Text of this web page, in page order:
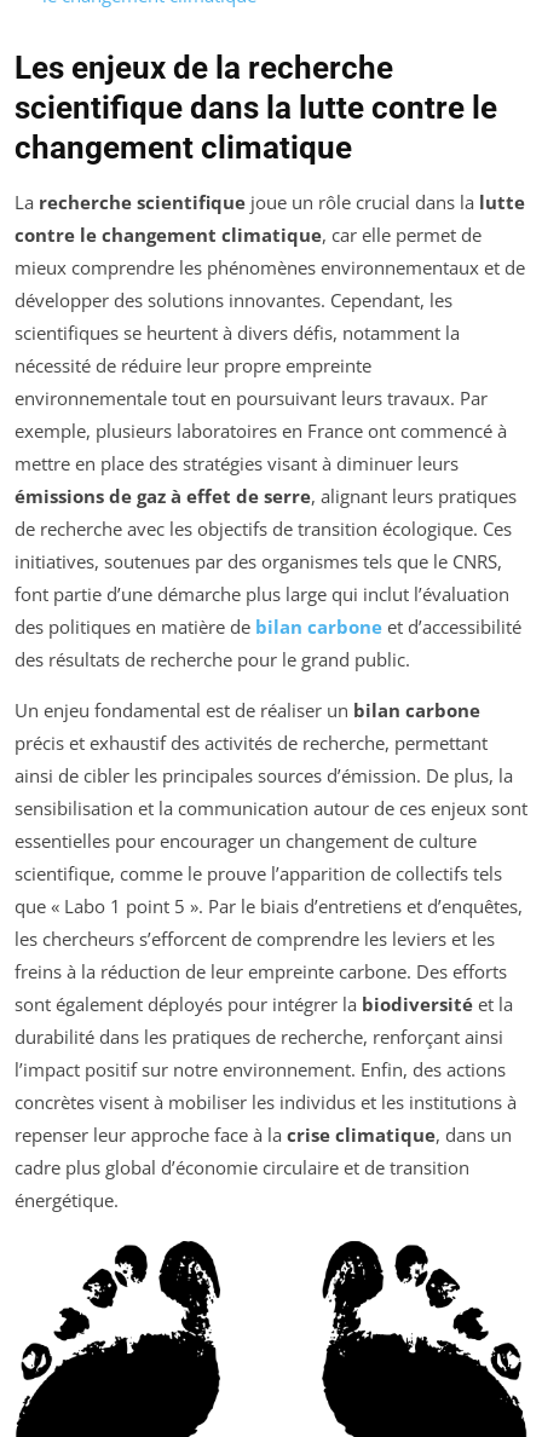
Les enjeux de la recherche
scientifique dans la lutte contre le
changement climatique
La recherche scientifique joue un rôle crucial dans la lutte
contre le changement climatique, car elle permet de
mieux comprendre les phénomènes environnementaux et de
développer des solutions innovantes. Cependant, les
scientifiques se heurtent à divers défis, notamment la
nécessité de réduire leur propre empreinte
environnementale tout en poursuivant leurs travaux. Par
exemple, plusieurs laboratoires en France ont commencé à
mettre en place des stratégies visant à diminuer leurs
émissions de gaz à effet de serre, alignant leurs pratiques
de recherche avec les objectifs de transition écologique. Ces
initiatives, soutenues par des organismes tels que le CNRS,
font partie d’une démarche plus large qui inclut l’évaluation
des politiques en matière de bilan carbone et d’accessibilité
des résultats de recherche pour le grand public.
Un enjeu fondamental est de réaliser un bilan carbone
précis et exhaustif des activités de recherche, permettant
ainsi de cibler les principales sources d’émission. De plus, la
sensibilisation et la communication autour de ces enjeux sont
essentielles pour encourager un changement de culture
scientifique, comme le prouve l’apparition de collectifs tels
que « Labo 1 point 5 ». Par le biais d’entretiens et d’enquêtes,
les chercheurs s’efforcent de comprendre les leviers et les
freins à la réduction de leur empreinte carbone. Des efforts
sont également déployés pour intégrer la biodiversité et la
durabilité dans les pratiques de recherche, renforçant ainsi
l’impact positif sur notre environnement. Enfin, des actions
concrètes visent à mobiliser les individus et les institutions à
repenser leur approche face à la crise climatique, dans un
cadre plus global d’économie circulaire et de transition
énergétique.